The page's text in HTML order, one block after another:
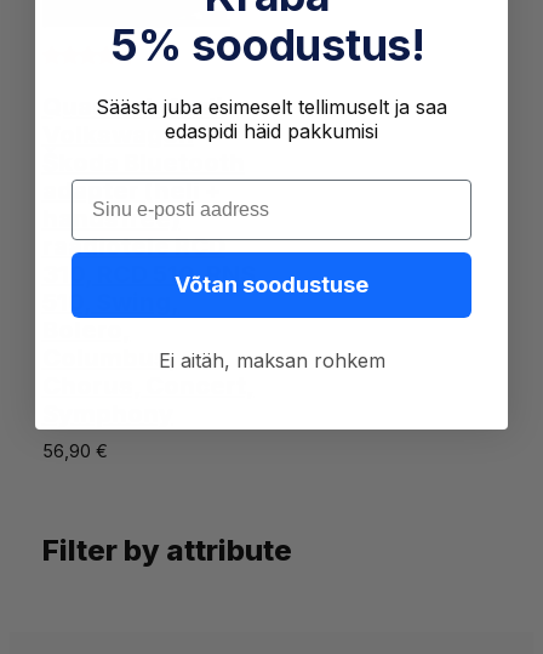
Quadlock Audi
Volkswagen
adapter (heli +
handsfree)
raadiotele RCD
310, RCD 510, RNS
Columbus,
56,90 €
Filter by attribute
5% soodustus!
Säästa juba esimeselt tellimuselt ja saa
edaspidi häid pakkumisi
Sisesta oma e-post
Võtan soodustuse
Ei aitäh, maksan rohkem